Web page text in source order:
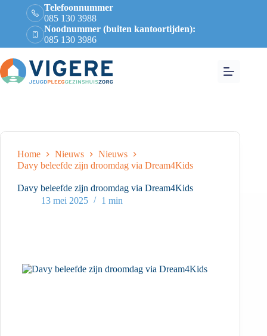
Telefoonnummer
085 130 3988
Noodnummer (buiten kantoortijden):
085 130 3986
Home Nieuws
Nieuws
Davy beleefde zijn droomdag via Dream4Kids
Davy beleefde zijn droomdag via Dream4Kids
13 mei 2025
1 min